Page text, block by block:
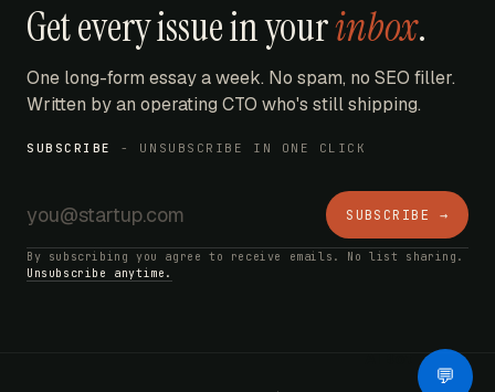
Get every issue in yourinbox.
One long-form essay a week. No spam, no SEO filler.
Written by an operating CTO who's still shipping.
SUBSCRIBE - UNSUBSCRIBE IN ONE CLICK
SUBSCRIBE →
By subscribing you agree to receive emails. No list sharing.
Unsubscribe anytime.
💬